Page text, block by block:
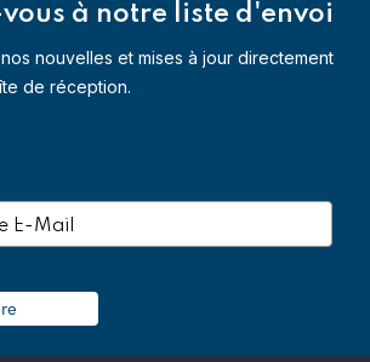
à notre liste d'envoi
nouvelles et mises à jour directement
de réception.